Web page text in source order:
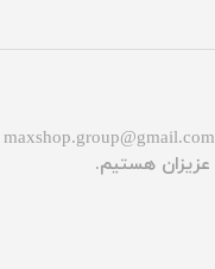
maxshop.group@gmail.com